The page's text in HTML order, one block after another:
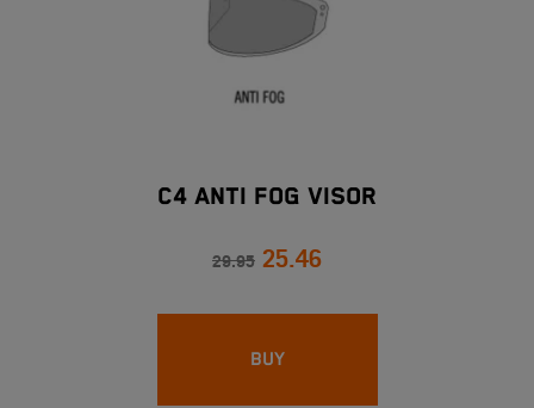
C4 ANTI FOG VISOR
29.95 25.46
BUY